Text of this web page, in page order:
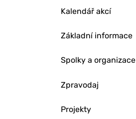
Kalendář akcí
Základní informace
Spolky a organizace
Zpravodaj
Projekty